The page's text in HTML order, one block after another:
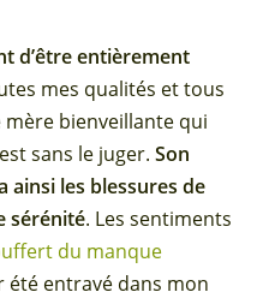
d’être entièrement
mes qualités et tous
mère bienveillante qui
sans le juger.Son
les blessures de
sérénité. Les sentiments
du manque
été entravé dans mon